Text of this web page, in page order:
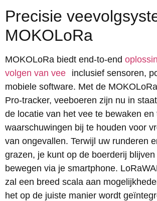
Precisie
MOKOLoRa
MOKOLoRa biedt end-to-end
volgen van vee
inclusief sensoren,
mobiele software. Met de
Pro-tracker, veeboeren zijn nu in
de locatie van het vee te bewaken en
waarschuwingen bij te houden voor
van ongevallen. Terwijl uw runderen
grazen, je kunt op de boerderij
bewegen via je smartphone.
zal een breed scala aan
het op de juiste manier wordt